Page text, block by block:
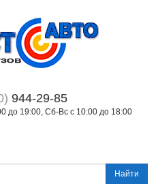
944-29-85
до 19:00, Сб-Вс с 10:00 до 18:00
Найти